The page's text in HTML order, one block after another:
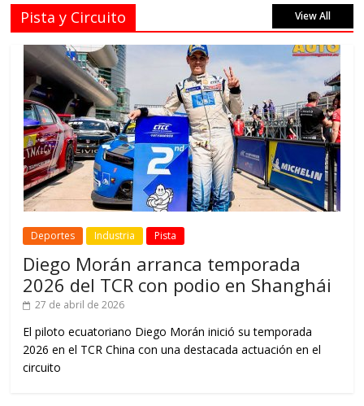
Pista y Circuito View All
Deportes Industria Pista
Diego Morán arranca temporada
2026 del TCR con podio en Shanghái
27 de abril de 2026
El piloto ecuatoriano Diego Morán inició su temporada
2026 en el TCR China con una destacada actuación en el
circuito